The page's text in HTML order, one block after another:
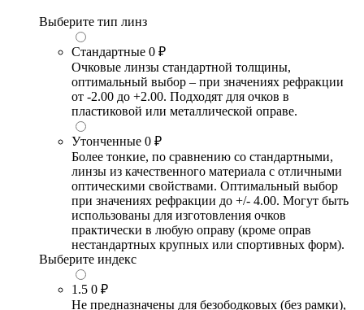
Выберите тип линз
Стандартные 0 ₽
Очковые линзы стандартной толщины,
оптимальный выбор – при значениях рефракции
от -2.00 до +2.00. Подходят для очков в
пластиковой или металлической оправе.
Утонченные 0 ₽
Более тонкие, по сравнению со стандартными,
линзы из качественного материала с отличными
оптическими свойствами. Оптимальный выбор
при значениях рефракции до +/- 4.00. Могут быть
использованы для изготовления очков
практически в любую оправу (кроме оправ
нестандартных крупных или спортивных форм).
Выберите индекс
1.5 0 ₽
Не предназначены для безободковых (без рамки),